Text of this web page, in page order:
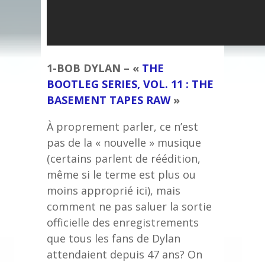
1-BOB DYLAN – « THE
BOOTLEG SERIES, VOL. 11 : THE
BASEMENT TAPES RAW »
À proprement parler, ce n’est
pas de la « nouvelle » musique
(certains parlent de réédition,
même si le terme est plus ou
moins approprié ici), mais
comment ne pas saluer la sortie
officielle des enregistrements
que tous les fans de Dylan
attendaient depuis 47 ans? On